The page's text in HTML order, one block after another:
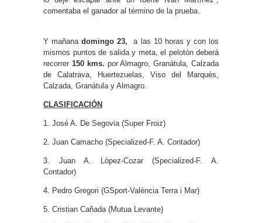
comentaba el ganador al término de la prueba.
Y mañanadomingo 23, a las 10 horas y con los
mismos puntos de salida y meta, el pelotón deberá
recorrer 150 kms. por Almagro, Granátula, Calzada
de Calatrava, Huertezuelas, Viso del Marqués,
Calzada, Granátula y Almagro.
CLASIFICACIÓN
1. José A. De Segovia (Super Froiz)
2. Juan Camacho (Specialized-F. A. Contador)
3. Juan A. López-Cozar (Specialized-F. A.
Contador)
4. Pedro Gregori (GSport-València Terra i Mar)
5. Cristian Cañada (Mutua Levante)